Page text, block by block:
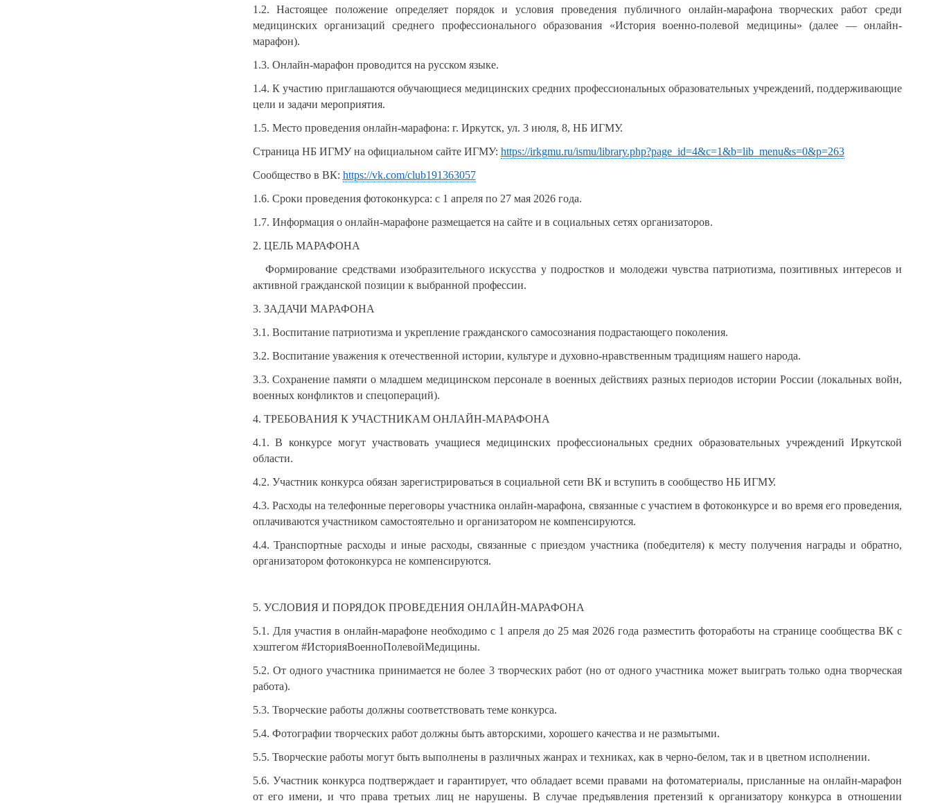
1.2. Настоящее положение определяет порядок и условия проведения публичного онлайн-марафона творческих работ среди
медицинских организаций среднего профессионального образования «История военно-полевой медицины» (далее — онлайн-
марафон).
1.3. Онлайн-марафон проводится на русском языке.
1.4. К участию приглашаются обучающиеся медицинских средних профессиональных образовательных учреждений, поддерживающие
цели и задачи мероприятия.
1.5. Место проведения онлайн-марафона: г. Иркутск, ул. 3 июля, 8, НБ ИГМУ.
Страница НБ ИГМУ на официальном сайте ИГМУ: https://irkgmu.ru/ismu/library.php?page_id=4&c=1&b=lib_menu&s=0&p=263
Сообщество в ВК: https://vk.com/club191363057
1.6. Сроки проведения фотоконкурса: с 1 апреля по 27 мая 2026 года.
1.7. Информация о онлайн-марафоне размещается на сайте и в социальных сетях организаторов.
2. ЦЕЛЬ МАРАФОНА
Формирование средствами изобразительного искусства у подростков и молодежи чувства патриотизма, позитивных интересов и
активной гражданской позиции к выбранной профессии.
3. ЗАДАЧИ МАРАФОНА
3.1. Воспитание патриотизма и укрепление гражданского самосознания подрастающего поколения.
3.2. Воспитание уважения к отечественной истории, культуре и духовно-нравственным традициям нашего народа.
3.3. Сохранение памяти о младшем медицинском персонале в военных действиях разных периодов истории России (локальных войн,
военных конфликтов и спецопераций).
4. ТРЕБОВАНИЯ К УЧАСТНИКАМ ОНЛАЙН-МАРАФОНА
4.1. В конкурсе могут участвовать учащиеся медицинских профессиональных средних образовательных учреждений Иркутской
области.
4.2. Участник конкурса обязан зарегистрироваться в социальной сети ВК и вступить в сообщество НБ ИГМУ.
4.3. Расходы на телефонные переговоры участника онлайн-марафона, связанные с участием в фотоконкурсе и во время его проведения,
оплачиваются участником самостоятельно и организатором не компенсируются.
4.4. Транспортные расходы и иные расходы, связанные с приездом участника (победителя) к месту получения награды и обратно,
организатором фотоконкурса не компенсируются.
5. УСЛОВИЯ И ПОРЯДОК ПРОВЕДЕНИЯ ОНЛАЙН-МАРАФОНА
5.1. Для участия в онлайн-марафоне необходимо с 1 апреля до 25 мая 2026 года разместить фотоработы на странице сообщества ВК с
хэштегом #ИсторияВоенноПолевойМедицины.
5.2. От одного участника принимается не более 3 творческих работ (но от одного участника может выиграть только одна творческая
работа).
5.3. Творческие работы должны соответствовать теме конкурса.
5.4. Фотографии творческих работ должны быть авторскими, хорошего качества и не размытыми.
5.5. Творческие работы могут быть выполнены в различных жанрах и техниках, как в черно-белом, так и в цветном исполнении.
5.6. Участник конкурса подтверждает и гарантирует, что обладает всеми правами на фотоматериалы, присланные на онлайн-марафон
от его имени, и что права третьих лиц не нарушены. В случае предъявления претензий к организатору конкурса в отношении